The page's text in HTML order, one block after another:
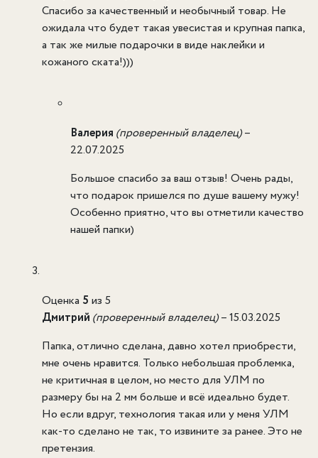
Спасибо за качественный и необычный товар. Не
ожидала что будет такая увесистая и крупная папка,
а так же милые подарочки в виде наклейки и
кожаного ската!)))
Валерия (проверенный владелец)–
22.07.2025
Большое спасибо за ваш отзыв! Очень рады,
что подарок пришелся по душе вашему мужу!
Особенно приятно, что вы отметили качество
нашей папки)
Оценка 5 из 5
Дмитрий (проверенный владелец)–15.03.2025
Папка, отлично сделана, давно хотел приобрести,
мне очень нравится. Только небольшая проблемка,
не критичная в целом, но место для УЛМ по
размеру бы на 2 мм больше и всё идеально будет.
Но если вдруг, технология такая или у меня УЛМ
как-то сделано не так, то извините за ранее. Это не
претензия.